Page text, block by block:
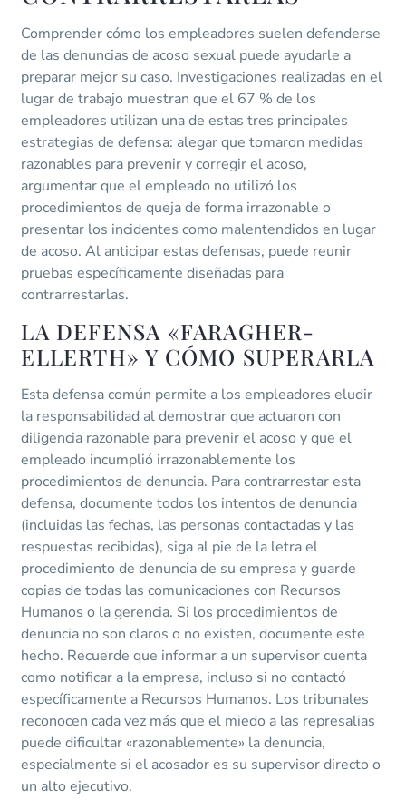
Comprender cómo los empleadores suelen defenderse
de las denuncias de acoso sexual puede ayudarle a
preparar mejor su caso. Investigaciones realizadas en el
lugar de trabajo muestran que el 67 % de los
empleadores utilizan una de estas tres principales
estrategias de defensa: alegar que tomaron medidas
razonables para prevenir y corregir el acoso,
argumentar que el empleado no utilizó los
procedimientos de queja de forma irrazonable o
presentar los incidentes como malentendidos en lugar
de acoso. Al anticipar estas defensas, puede reunir
pruebas específicamente diseñadas para
contrarrestarlas.
LA DEFENSA «FARAGHER-
ELLERTH» Y CÓMO SUPERARLA
Esta defensa común permite a los empleadores eludir
la responsabilidad al demostrar que actuaron con
diligencia razonable para prevenir el acoso y que el
empleado incumplió irrazonablemente los
procedimientos de denuncia. Para contrarrestar esta
defensa, documente todos los intentos de denuncia
(incluidas las fechas, las personas contactadas y las
respuestas recibidas), siga al pie de la letra el
procedimiento de denuncia de su empresa y guarde
copias de todas las comunicaciones con Recursos
Humanos o la gerencia. Si los procedimientos de
denuncia no son claros o no existen, documente este
hecho. Recuerde que informar a un supervisor cuenta
como notificar a la empresa, incluso si no contactó
específicamente a Recursos Humanos. Los tribunales
reconocen cada vez más que el miedo a las represalias
puede dificultar «razonablemente» la denuncia,
especialmente si el acosador es su supervisor directo o
un alto ejecutivo.